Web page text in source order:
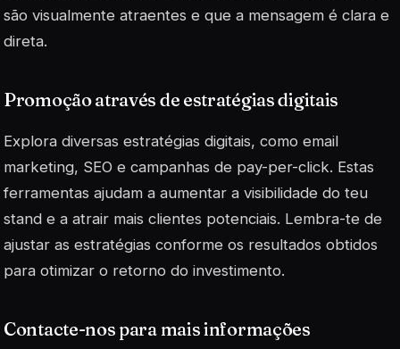
são visualmente atraentes e que a mensagem é clara e
direta.
Promoção através de estratégias digitais
Explora diversas estratégias digitais, como email
marketing, SEO e campanhas de pay-per-click. Estas
ferramentas ajudam a aumentar a visibilidade do teu
stand e a atrair mais clientes potenciais. Lembra-te de
ajustar as estratégias conforme os resultados obtidos
para otimizar o retorno do investimento.
Contacte-nos para mais informações